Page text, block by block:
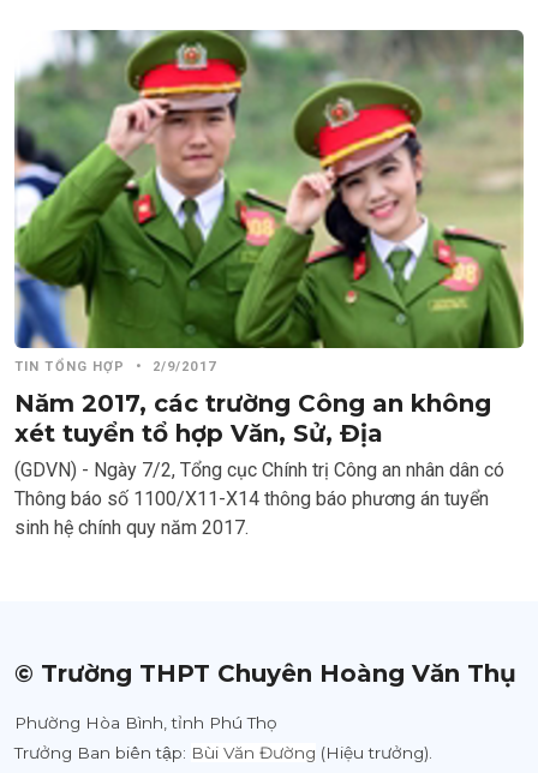
TIN TỔNG HỢP • 2/9/2017
Năm 2017, các trường Công an không
xét tuyển tổ hợp Văn, Sử, Địa
(GDVN) - Ngày 7/2, Tổng cục Chính trị Công an nhân dân có
Thông báo số 1100/X11-X14 thông báo phương án tuyển
sinh hệ chính quy năm 2017.
© Trường THPT Chuyên Hoàng Văn Thụ
Phường Hòa Bình, tỉnh Phú Thọ
Trưởng Ban biên tập: Bùi Văn Đường (Hiệu trưởng).